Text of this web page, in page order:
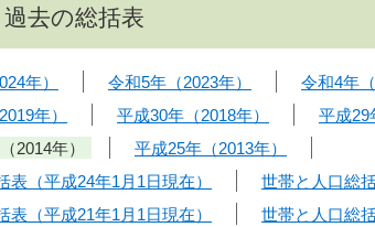
過去の総括表
年） 令和5年（2023年）
令和4年（
年） 平成30年（2018年）
平成29
2014年）
平成25年（2013年）
表（平成24年1月1日現在）
世帯と人口総
表（平成21年1月1日現在）
世帯と人口総